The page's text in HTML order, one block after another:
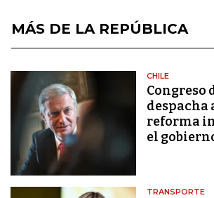
MÁS DE LA REPÚBLICA
CHILE
Congreso
despacha
reforma
el
TRANSPORTE